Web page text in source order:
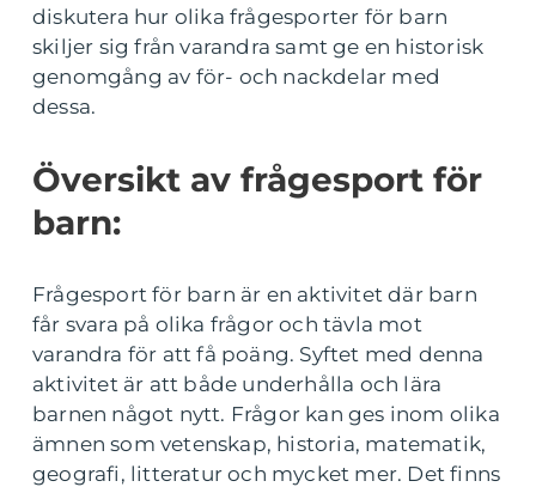
diskutera hur olika frågesporter för barn
skiljer sig från varandra samt ge en historisk
genomgång av för- och nackdelar med
dessa.
Översikt av frågesport för
barn:
Frågesport för barn är en aktivitet där barn
får svara på olika frågor och tävla mot
varandra för att få poäng. Syftet med denna
aktivitet är att både underhålla och lära
barnen något nytt. Frågor kan ges inom olika
ämnen som vetenskap, historia, matematik,
geografi, litteratur och mycket mer. Det finns